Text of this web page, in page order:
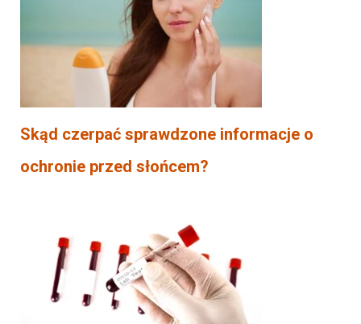
Skąd czerpać sprawdzone informacje o
ochronie przed słońcem?